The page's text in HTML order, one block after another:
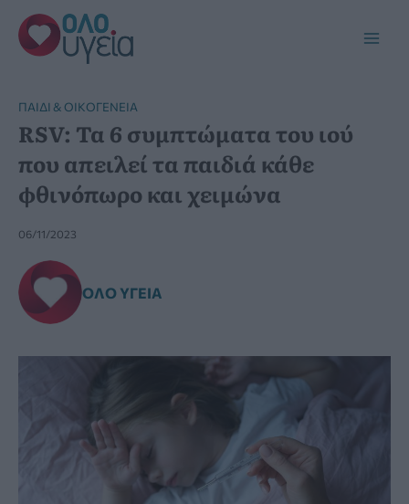
Μετάβαση
στο
περιεχόμενο
ΠΑΙΔΊ & ΟΙΚΟΓΈΝΕΙΑ
RSV: Τα 6 συμπτώματα του ιού
που απειλεί τα παιδιά κάθε
φθινόπωρο και χειμώνα
06/11/2023
ΌΛΟ ΥΓΕΊΑ